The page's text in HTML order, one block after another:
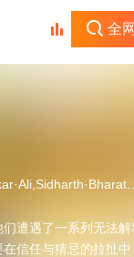
全
遭遇了一系列无法
信任与猜忌的拉扯中